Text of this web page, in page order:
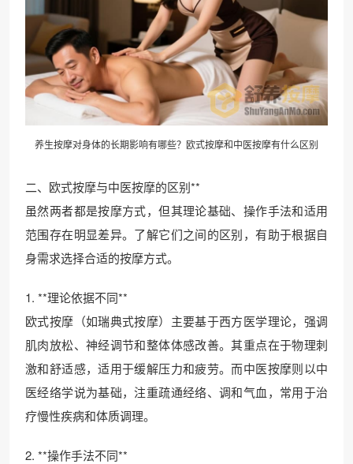
养生按摩对身体的长期影响有哪些？欧式按摩和中医按摩有什么区别
二、欧式按摩与中医按摩的区别**
虽然两者都是按摩方式，但其理论基础、操作手法和适用
范围存在明显差异。了解它们之间的区别，有助于根据自
身需求选择合适的按摩方式。
1. **理论依据不同**
欧式按摩（如瑞典式按摩）主要基于西方医学理论，强调
肌肉放松、神经调节和整体体感改善。其重点在于物理刺
激和舒适感，适用于缓解压力和疲劳。而中医按摩则以中
医经络学说为基础，注重疏通经络、调和气血，常用于治
疗慢性疾病和体质调理。
2. **操作手法不同**